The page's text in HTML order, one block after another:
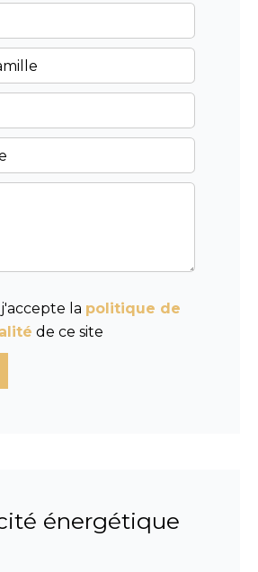
j'accepte la politique de
de ce site
énergétique